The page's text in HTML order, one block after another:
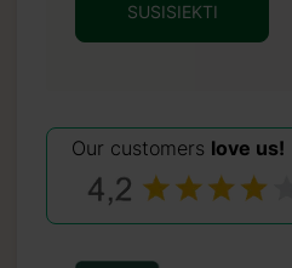
SUSISIEKTI
Our customers love us!